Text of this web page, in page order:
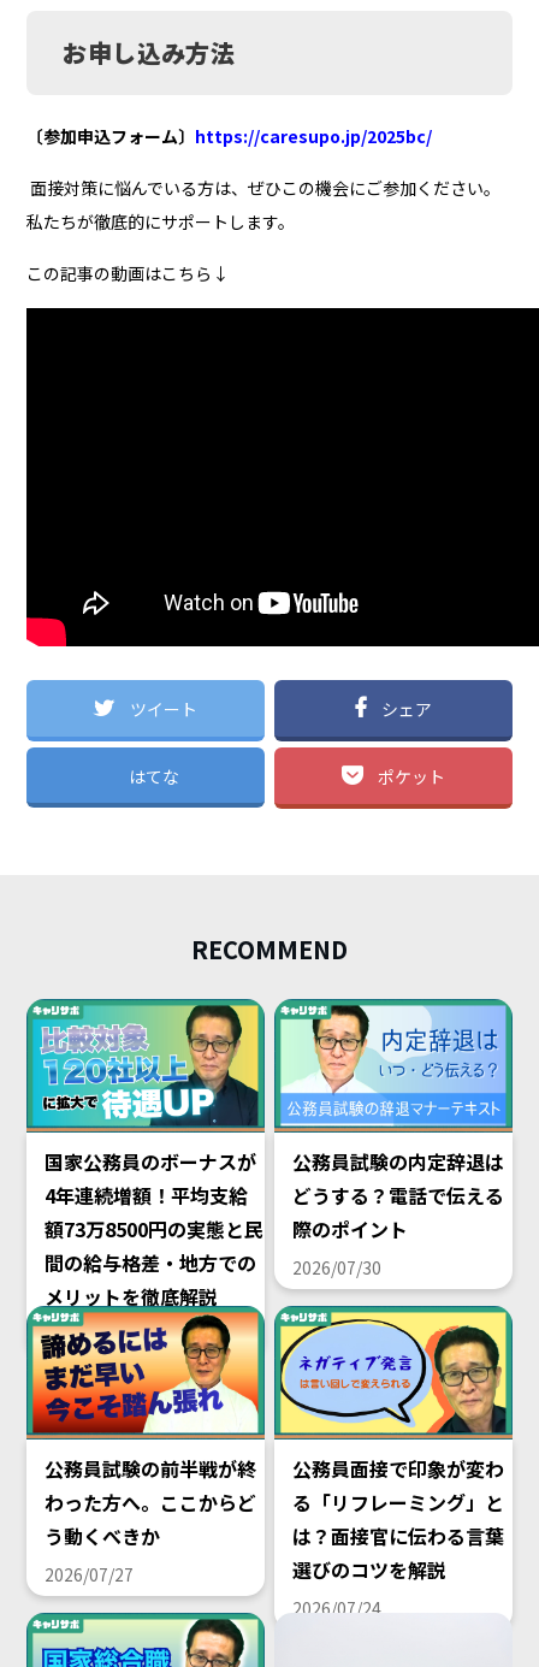
お申し込み方法
〔参加申込フォーム〕 https://caresupo.jp/2025bc/
面接対策に悩んでいる方は、ぜひこの機会にご参加ください。
私たちが徹底的にサポートします。
この記事の動画はこちら↓
ツイート シェア
はてな ポケット
RECOMMEND
国家公務員のボーナスが
4年連続増額！平均支給
額73万8500円の実態と民
間の給与格差・地方での
メリットを徹底解説
2026/08/02
公務員試験の内定辞退は
どうする？電話で伝える
際のポイント
2026/07/30
公務員試験の前半戦が終
わった方へ。ここからど
う動くべきか
2026/07/27
公務員面接で印象が変わ
る「リフレーミング」と
は？面接官に伝わる言葉
選びのコツを解説
2026/07/24